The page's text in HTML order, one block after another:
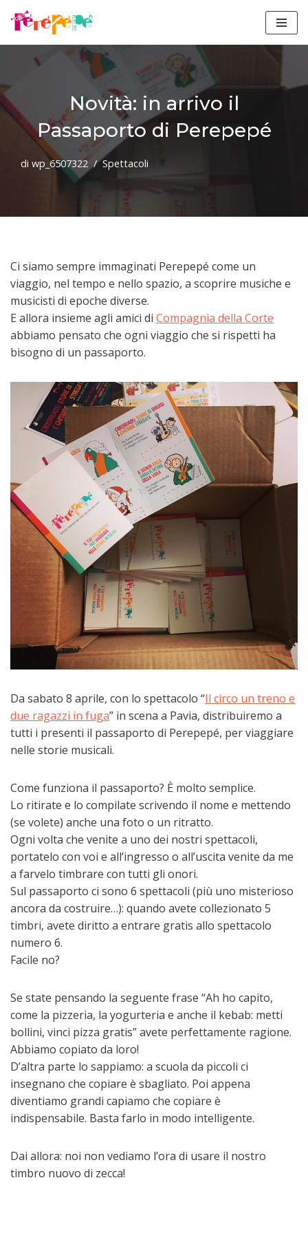
contenuto
Novità: in arrivo il
Passaporto di Perepepé
di wp_6507322 Spettacoli
Ci siamo sempre immaginati Perepepé come un
viaggio, nel tempo e nello spazio, a scoprire musiche e
musicisti di epoche diverse.
E allora insieme agli amici di Compagnia della Corte
abbiamo pensato che ogni viaggio che si rispetti ha
bisogno di un passaporto.
Da sabato 8 aprile, con lo spettacolo “Il circo un treno e
due ragazzi in fuga” in scena a Pavia, distribuiremo a
tutti i presenti il passaporto di Perepepé, per viaggiare
nelle storie musicali.
Come funziona il passaporto? È molto semplice.
Lo ritirate e lo compilate scrivendo il nome e mettendo
(se volete) anche una foto o un ritratto.
Ogni volta che venite a uno dei nostri spettacoli,
portatelo con voi e all’ingresso o all’uscita venite da me
a farvelo timbrare con tutti gli onori.
Sul passaporto ci sono 6 spettacoli (più uno misterioso
ancora da costruire…): quando avete collezionato 5
timbri, avete diritto a entrare gratis allo spettacolo
numero 6.
Facile no?
Se state pensando la seguente frase “Ah ho capito,
come la pizzeria, la yogurteria e anche il kebab: metti
bollini, vinci pizza gratis” avete perfettamente ragione.
Abbiamo copiato da loro!
D’altra parte lo sappiamo: a scuola da piccoli ci
insegnano che copiare è sbagliato. Poi appena
diventiamo grandi capiamo che copiare è
indispensabile. Basta farlo in modo intelligente.
Dai allora: noi non vediamo l’ora di usare il nostro
timbro nuovo di zecca!